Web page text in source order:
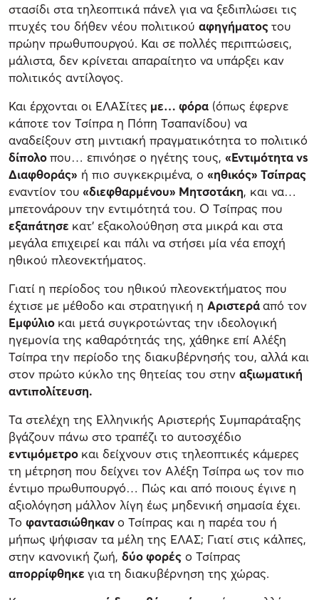
στασίδι στα τηλεοπτικά πάνελ για να ξεδιπλώσει τις
πτυχές του δήθεν νέου πολιτικού αφηγήματοςτου
πρώην πρωθυπουργού. Και σε πολλές περιπτώσεις,
μάλιστα, δεν κρίνεται απαραίτητο να υπάρξει καν
πολιτικός αντίλογος.
Και έρχονται οι ΕΛΑΣίτες με… φόρα (όπως έφερνε
κάποτε τον Τσίπρα η Πόπη Τσαπανίδου) να
αναδείξουν στη μιντιακή πραγματικότητα το πολιτικό
δίπολοπου… επινόησε ο ηγέτης τους, «Εντιμότητα vs
Διαφθοράς» ή πιο συγκεκριμένα, ο «ηθικός» Τσίπρας
εναντίον του «διεφθαρμένου» Μητσοτάκη, και να…
μπετονάρουν την εντιμότητά του. Ο Τσίπρας που
εξαπάτησε κατ’ εξακολούθηση στα μικρά και στα
μεγάλα επιχειρεί και πάλι να στήσει μία νέα εποχή
ηθικού πλεονεκτήματος.
Γιατί η περίοδος του ηθικού πλεονεκτήματος που
έχτισε με μέθοδο και στρατηγική η Αριστεράαπό τον
Εμφύλιο και μετά συγκροτώντας την ιδεολογική
ηγεμονία της καθαρότητάς της, χάθηκε επί Αλέξη
Τσίπρα την περίοδο της διακυβέρνησής του, αλλά και
στον πρώτο κύκλο της θητείας του στην αξιωματική
αντιπολίτευση.
Τα στελέχη της Ελληνικής Αριστερής Συμπαράταξης
βγάζουν πάνω στο τραπέζι το αυτοσχέδιο
εντιμόμετρο και δείχνουν στις τηλεοπτικές κάμερες
τη μέτρηση που δείχνει τον Αλέξη Τσίπρα ως τον πιο
έντιμο πρωθυπουργό… Πώς και από ποιους έγινε η
αξιολόγηση μάλλον λίγη έως μηδενική σημασία έχει.
Το φαντασιώθηκανο Τσίπρας και η παρέα του ή
μήπως ψήφισαν τα μέλη της ΕΛΑΣ; Γιατί στις κάλπες,
στην κανονική ζωή, δύο φορές ο Τσίπρας
απορρίφθηκε για τη διακυβέρνηση της χώρας.